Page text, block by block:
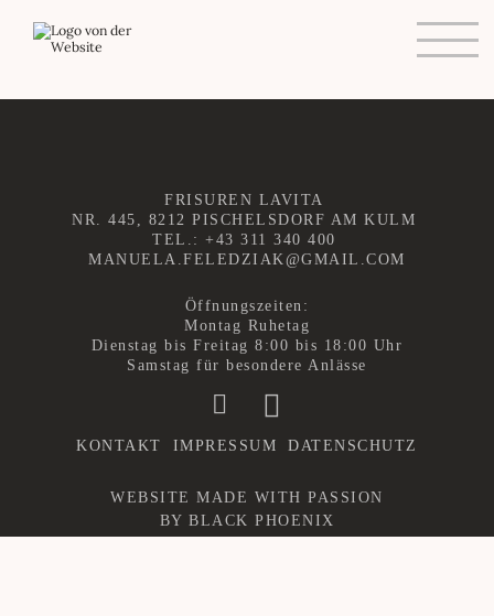
STARTSEITE
VEREINBAREN
PREISLISTE
KONTAKT
FRISUREN LAVITA
NR. 445, 8212 PISCHELSDORF AM KULM
TEL.: +43 311 340 400
MANUELA.FELEDZIAK@GMAIL.COM
Öffnungszeiten:
Montag Ruhetag
Dienstag bis Freitag 8:00 bis 18:00 Uhr
Samstag für besondere Anlässe
KONTAKT IMPRESSUM DATENSCHUTZ
WEBSITE MADE WITH PASSION
BY BLACK PHOENIX